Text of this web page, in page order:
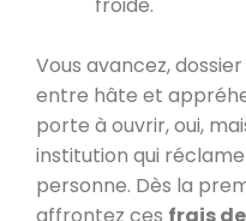
Vous avancez,
entre hâte et
porte à ouvrir, oui,
institution qui
personne. Dès la
affrontez ces frais